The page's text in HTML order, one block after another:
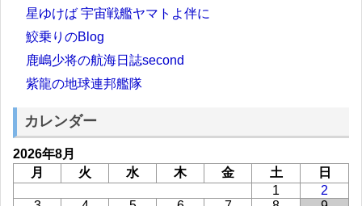
星ゆけば 宇宙戦艦ヤマトよ伴に
鮫乗りのBlog
鹿嶋少将の航海日誌second
紫龍の地球連邦艦隊
カレンダー
2026年8月
月
火 水 木 金 土
日
1
2